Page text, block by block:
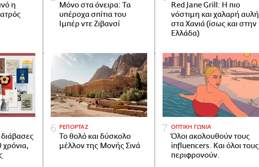
η
Μόνο στα όνειρα: Τα
υπέροχα σπίτια του
Ιμπέρ ντε Ζιβανσί
Red Jane Grill: Η πιο
νόστιμη και χαλαρή αυλή
στα Χανιά (ίσως και στην
Ελλάδα)
χρόνια,
ΡΕΠΟΡΤΑΖ
Το θολό και δύσκολο
μέλλον της Μονής Σινά
ΟΠΤΙΚΗ ΓΩΝΙΑ
Όλοι ακολουθούν τους
influencers. Και όλοι τους
περιφρονούν.